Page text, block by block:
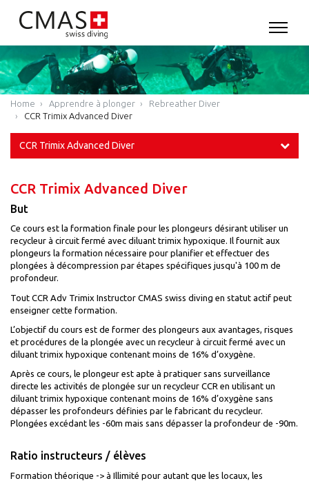
Home Apprendre à plonger
Rebreather Diver
CCR Trimix Advanced Diver
CCR Trimix Advanced Diver
CCR Trimix Advanced Diver
But
Ce cours est la formation finale pour les plongeurs désirant utiliser un
recycleur à circuit fermé avec diluant trimix hypoxique. Il fournit aux
plongeurs la formation nécessaire pour planifier et effectuer des
plongées à décompression par étapes spécifiques jusqu'à 100 m de
profondeur.
Tout CCR Adv Trimix Instructor CMAS swiss diving en statut actif peut
enseigner cette formation.
L’objectif du cours est de former des plongeurs aux avantages, risques
et procédures de la plongée avec un recycleur à circuit fermé avec un
diluant trimix hypoxique contenant moins de 16% d’oxygène.
Après ce cours, le plongeur est apte à pratiquer sans surveillance
directe les activités de plongée sur un recycleur CCR en utilisant un
diluant trimix hypoxique contenant moins de 16% d’oxygène sans
dépasser les profondeurs définies par le fabricant du recycleur.
Plongées excédant les -60m mais sans dépasser la profondeur de -90m.
Ratio instructeurs / élèves
Formation théorique -> à Illimité pour autant que les locaux, les